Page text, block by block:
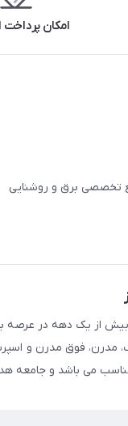
امکان
تخصصی برق و روشنایی
از یک دهه در عرصه
مدرن، فوق مدرن و
می باشد و جامعه